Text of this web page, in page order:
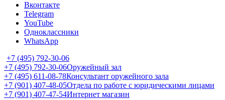
Вконтакте
Telegram
YouTube
Одноклассники
WhatsApp
+7 (495) 792-30-06
+7 (495) 792-30-06Оружейный зал
+7 (495) 611-08-78Консультант оружейного зала
+7 (901) 407-48-05Отдела по работе с юридическими лицами
+7 (901) 407-47-54Интернет магазин